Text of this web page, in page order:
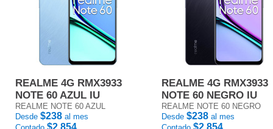
REALME 4G RMX3933
NOTE 60 AZUL IU
REALME NOTE 60 AZUL
Desde $238 al mes
$2,854
REALME 4G RMX3933
NOTE 60 NEGRO IU
REALME NOTE 60 NEGRO
Desde $238 al mes
$2,854